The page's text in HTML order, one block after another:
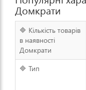
Домкрати
🔷 Кількість товарів
в наявності
Домкрати
🔷 Тип